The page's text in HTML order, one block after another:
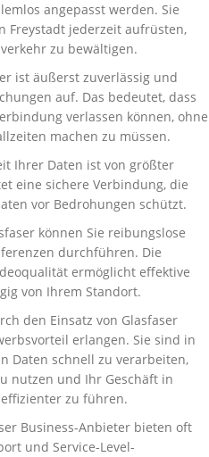
angepasst werden. Sie
Freystadt jederzeit aufrüsten,
zu bewältigen.
ist äußerst zuverlässig und
auf. Das bedeutet, dass
verlassen können, ohne
machen zu müssen.
Ihrer Daten ist von größter
eine sichere Verbindung, die
vor Bedrohungen schützt.
können Sie reibungslose
durchführen. Die
ermöglicht effektive
von Ihrem Standort.
den Einsatz von Glasfaser
erlangen. Sie sind in
Daten schnell zu verarbeiten,
nutzen und Ihr Geschäft in
zu führen.
Business-Anbieter bieten oft
und Service-Level-